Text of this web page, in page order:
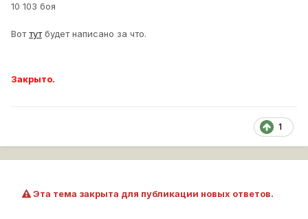
10 103 боя
Воттутбудет написано за что.
Закрыто.
1
Эта тема закрыта для публикации новых ответов.